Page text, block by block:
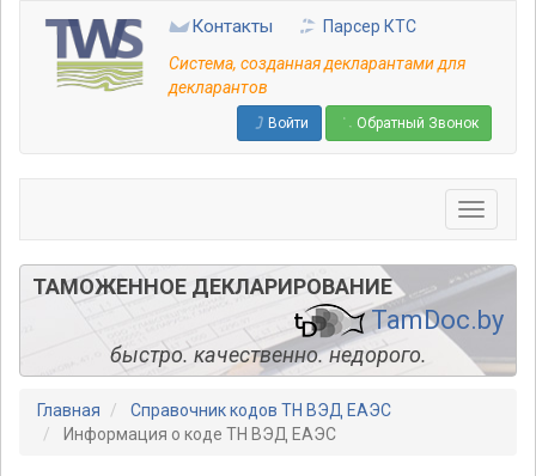
основному
содержанию
Контакты
Парсер КТС
Система, созданная декларантами для
декларантов
Войти Обратный Звонок
ТАМОЖЕННОЕ ДЕКЛАРИРОВАНИЕ
TamDoc.by
быстро. качественно. недорого.
Главная
Справочник кодов ТН ВЭД ЕАЭС
Информация о коде ТН ВЭД ЕАЭС